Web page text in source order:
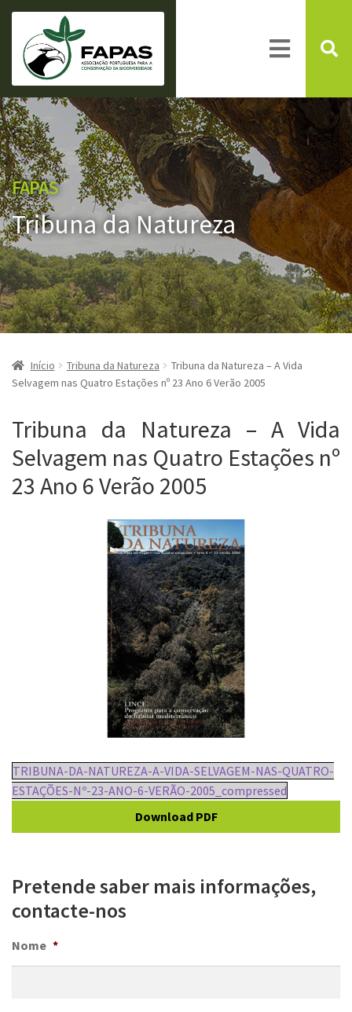
FAPAS
Tribuna da Natureza
Início Tribuna da Natureza
Tribuna da Natureza – A Vida
Selvagem nas Quatro Estações nº 23 Ano 6 Verão 2005
Tribuna da Natureza – A Vida
Selvagem nas Quatro Estações nº
23 Ano 6 Verão 2005
TRIBUNA-DA-NATUREZA-A-VIDA-SELVAGEM-NAS-QUATRO-
ESTAÇÕES-Nº-23-ANO-6-VERÃO-2005_compressed
Download PDF
Pretende saber mais informações,
contacte-nos
Nome *